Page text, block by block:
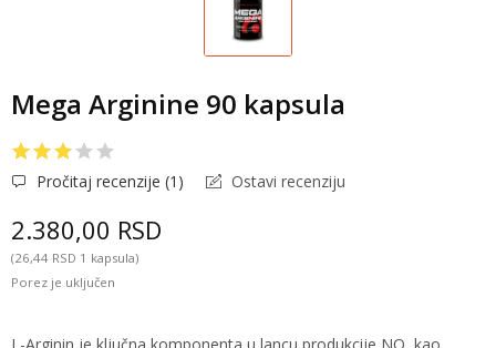
Mega Arginine 90 kapsula
Pročitaj recenzije (1 ) Ostavi recenziju
2.380,00 RSD
(26,44 RSD 1 kapsula)
Porez je uključen
L-Arginin je ključna komponenta u lancu produkcije NO, kao